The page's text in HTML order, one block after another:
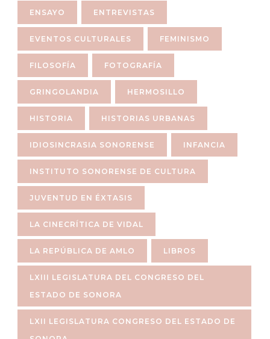
ENSAYO ENTREVISTAS
EVENTOS CULTURALES FEMINISMO
FILOSOFÍA FOTOGRAFÍA
GRINGOLANDIA HERMOSILLO
HISTORIA HISTORIAS URBANAS
IDIOSINCRASIA SONORENSE INFANCIA
INSTITUTO SONORENSE DE CULTURA
JUVENTUD EN ÉXTASIS
LA CINECRÍTICA DE VIDAL
LA REPÚBLICA DE AMLO LIBROS
LXIII LEGISLATURA DEL CONGRESO DEL
ESTADO DE SONORA
LXII LEGISLATURA CONGRESO DEL ESTADO DE